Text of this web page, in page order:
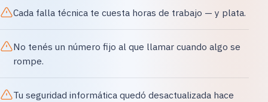
Cada falla técnica te cuesta horas de trabajo — y plata.
No tenés un número fijo al que llamar cuando algo se
rompe.
Tu seguridad informática quedó desactualizada hace